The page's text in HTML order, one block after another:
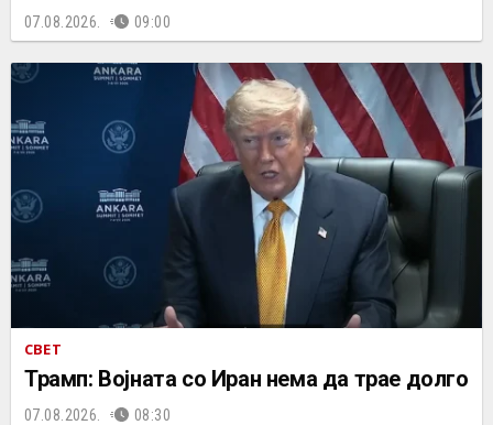
07.08.2026. 09:00
СВЕТ
Трамп: Војната со Иран нема да трае долго
07.08.2026. 08:30